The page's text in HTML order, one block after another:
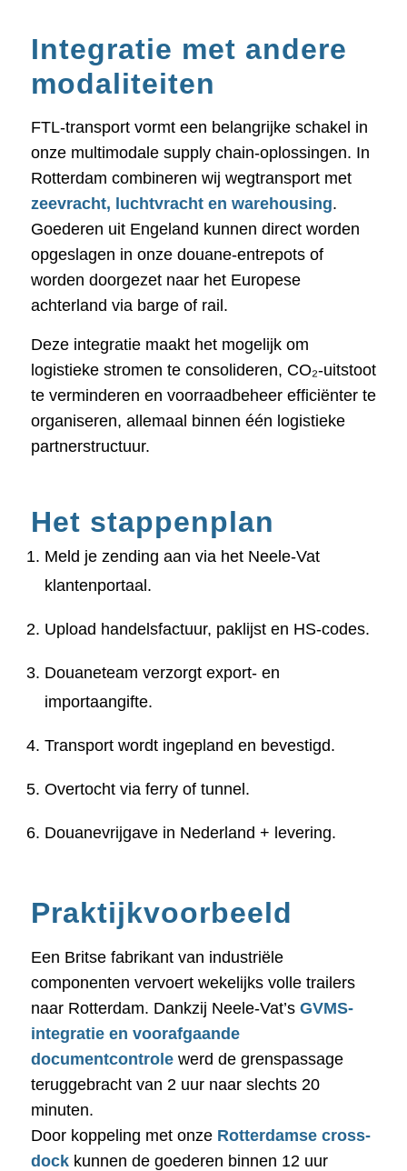
Integratie met andere
modaliteiten
FTL-transport vormt een belangrijke schakel in
onze multimodale supply chain-oplossingen. In
Rotterdam combineren wij wegtransport met
zeevracht, luchtvracht en warehousing.
Goederen uit Engeland kunnen direct worden
opgeslagen in onze douane-entrepots of
worden doorgezet naar het Europese
achterland via barge of rail.
Deze integratie maakt het mogelijk om
logistieke stromen te consolideren, CO₂-uitstoot
te verminderen en voorraadbeheer efficiënter te
organiseren, allemaal binnen één logistieke
partnerstructuur.
Het stappenplan
Meld je zending aan via het Neele-Vat
klantenportaal.
Upload handelsfactuur, paklijst en HS-codes.
Douaneteam verzorgt export- en
importaangifte.
Transport wordt ingepland en bevestigd.
Overtocht via ferry of tunnel.
Douanevrijgave in Nederland + levering.
Praktijkvoorbeeld
Een Britse fabrikant van industriële
componenten vervoert wekelijks volle trailers
naar Rotterdam. Dankzij Neele-Vat’s GVMS-
integratie en voorafgaande
documentcontrolewerd de grenspassage
teruggebracht van 2 uur naar slechts 20
minuten.
Door koppeling met onze Rotterdamse cross-
dockkunnen de goederen binnen 12 uur